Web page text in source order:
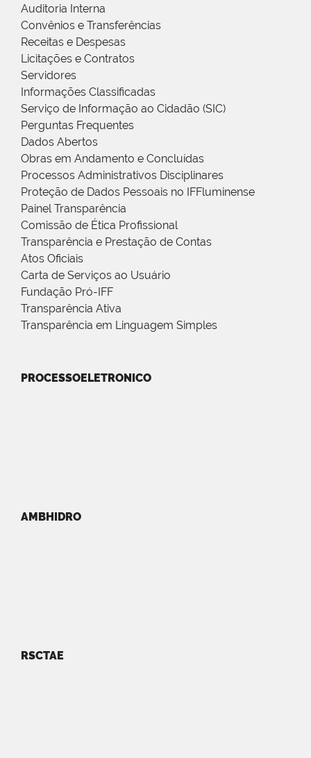
Auditoria Interna
Convênios e Transferências
Receitas e Despesas
Licitações e Contratos
Servidores
Informações Classificadas
Serviço de Informação ao Cidadão (SIC)
Perguntas Frequentes
Dados Abertos
Obras em Andamento e Concluídas
Processos Administrativos Disciplinares
Proteção de Dados Pessoais no IFFluminense
Painel Transparência
Comissão de Ética Profissional
Transparência e Prestação de Contas
Atos Oficiais
Carta de Serviços ao Usuário
Fundação Pró-IFF
Transparência Ativa
Transparência em Linguagem Simples
PROCESSOELETRONICO
AMBHIDRO
RSCTAE